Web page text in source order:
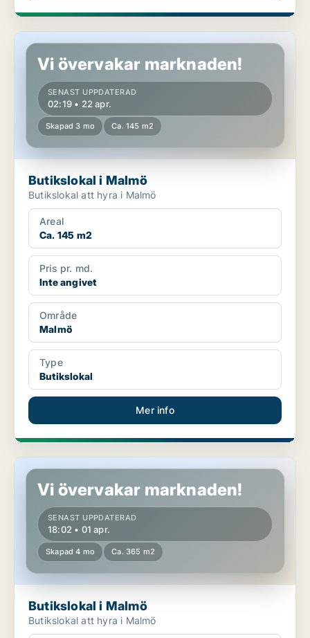
Butikslokal i Malmö
Vi övervakar marknaden!
SENAST UPPDATERAD
02:19 • 22 apr.
Skapad 3 mo Ca. 145 m2
Butikslokal i Malmö
Butikslokal att hyra i Malmö
Areal
Ca. 145 m2
Pris pr. md.
Inte angivet
Område
Malmö
Type
Butikslokal
Mer info
Butikslokal i Malmö
Vi övervakar marknaden!
SENAST UPPDATERAD
18:02 • 01 apr.
Skapad 4 mo Ca. 365 m2
Butikslokal i Malmö
Butikslokal att hyra i Malmö